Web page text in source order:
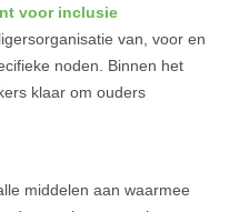
voor inclusie
van, voor en
noden. Binnen het
klaar om ouders
middelen aan waarmee